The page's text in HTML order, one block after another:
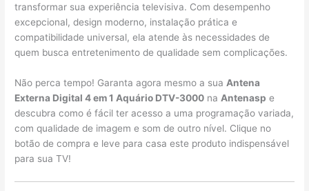
transformar sua experiência televisiva. Com desempenho
excepcional, design moderno, instalação prática e
compatibilidade universal, ela atende às necessidades de
quem busca entretenimento de qualidade sem complicações.
Não perca tempo! Garanta agora mesmo a sua Antena
Externa Digital 4 em 1 Aquário DTV-3000 na Antenasp e
descubra como é fácil ter acesso a uma programação variada,
com qualidade de imagem e som de outro nível. Clique no
botão de compra e leve para casa este produto indispensável
para sua TV!